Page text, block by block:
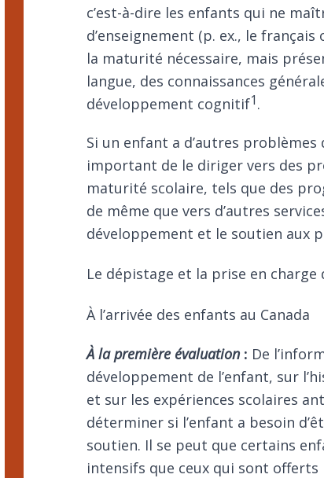
c’est-à-dire les enfants qui ne
d’enseignement (p. ex., le
la maturité nécessaire, mais
langue, des connaissances
développement cognitif1.
Si un enfant a d’autres
important de le diriger vers des
maturité scolaire, tels que des
de même que vers d’autres
développement et le soutien aux
Le dépistage et la prise en
À l’arrivée des enfants au Canada
À la première évaluation : De
développement de l’enfant, sur
et sur les expériences scolaires
déterminer si l’enfant a besoin
soutien. Il se peut que certains
intensifs que ceux qui sont